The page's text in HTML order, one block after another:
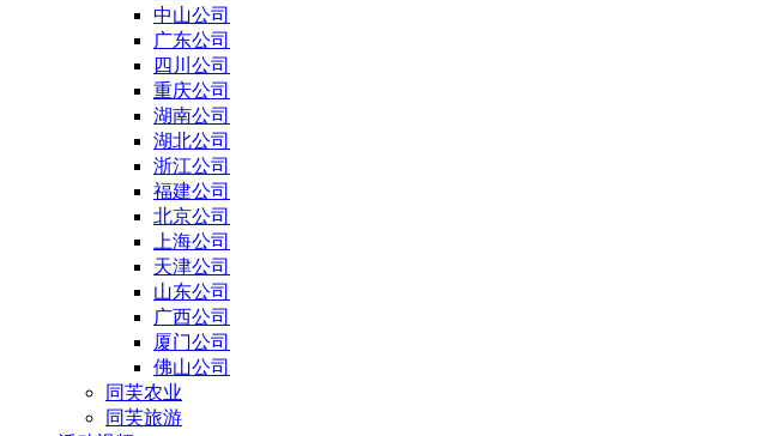
中山公司
广东公司
四川公司
重庆公司
湖南公司
湖北公司
浙江公司
福建公司
北京公司
上海公司
天津公司
山东公司
广西公司
厦门公司
佛山公司
同芙农业
同芙旅游